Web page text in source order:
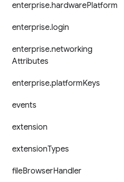
enterprise.hardwarePlatform
enterprise.login
enterprise.networking
Attributes
enterprise.platformKeys
events
extension
extensionTypes
fileBrowserHandler